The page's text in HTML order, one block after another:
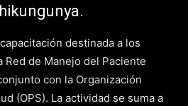
destinada a los
de Manejo del Paciente
con la Organización
(OPS). La actividad se suma a